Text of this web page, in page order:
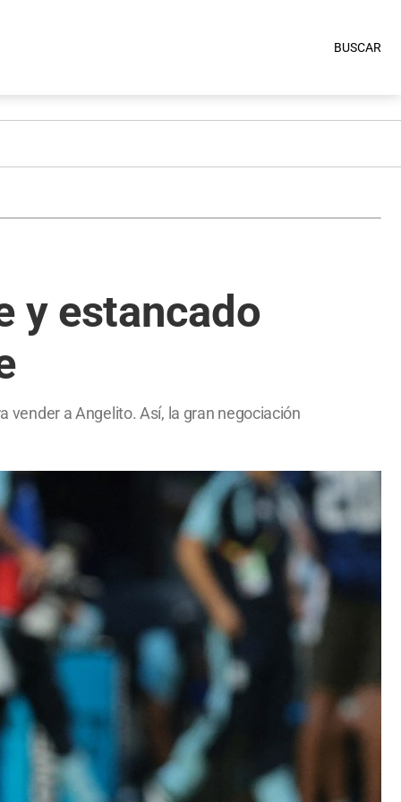
BUSCAR
y estancado
vender a Angelito. Así, la gran negociación